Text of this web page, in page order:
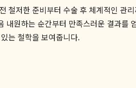
철저한 준비부터 수술 후 체계적인 관
내원하는 순간부터 만족스러운 결과
는 철학을 보여줍니다.